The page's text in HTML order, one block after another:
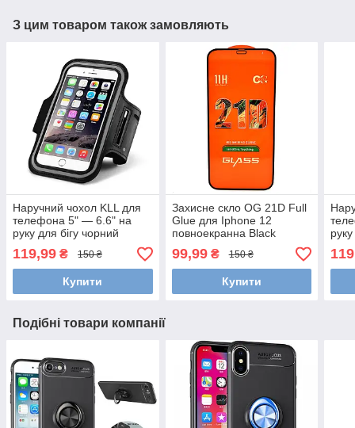
З цим товаром також замовляють
Наручний чохол KLL для
телефона 5" — 6.6" на
руку для бігу чорний
119,99 ₴ 150 ₴
Купити
Захисне скло OG 21D Full
Glue для Iphone 12
повноекранна Black
99,99₴ 150 ₴
Купити
Подібні товари компанії